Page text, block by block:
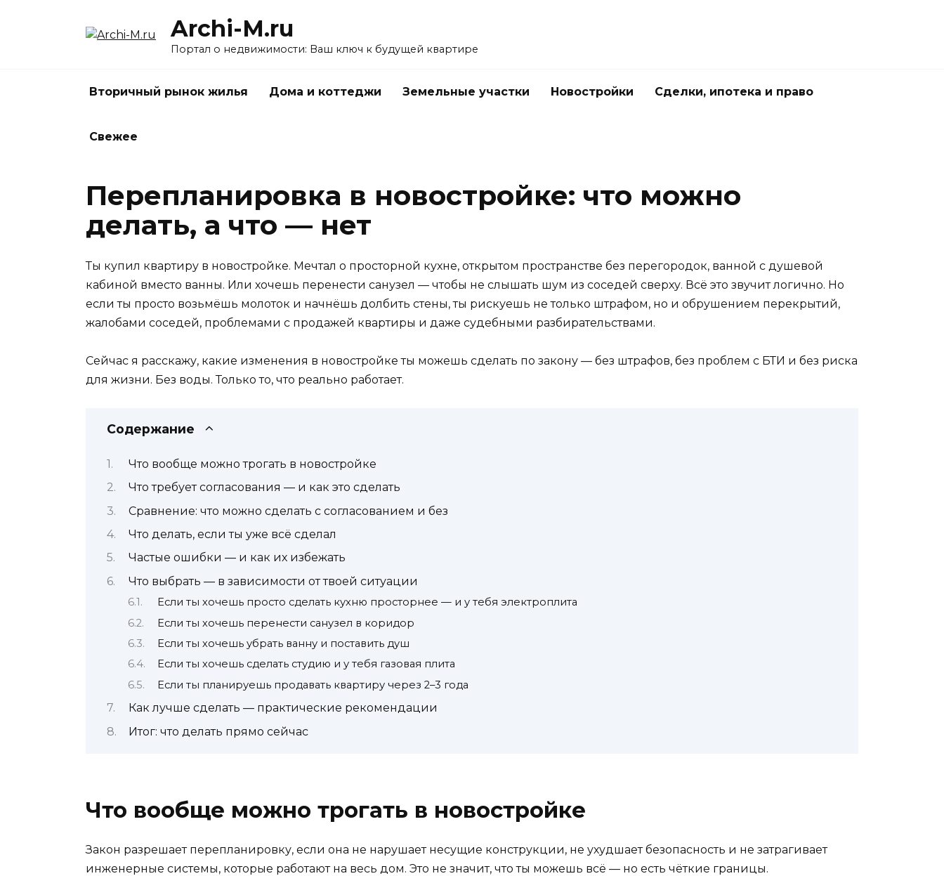
Archi-M.ru
Портал о недвижимости: Ваш ключ к будущей квартире
Вторичный рынок жилья Дома и коттеджи Земельные участки Новостройки Сделки, ипотека и право
Свежее
Перепланировка в новостройке: что можно
делать, а что — нет
Ты купил квартиру в новостройке. Мечтал о просторной кухне, открытом пространстве без перегородок, ванной с душевой
кабиной вместо ванны. Или хочешь перенести санузел — чтобы не слышать шум из соседей сверху. Всё это звучит логично. Но
если ты просто возьмёшь молоток и начнёшь долбить стены, ты рискуешь не только штрафом, но и обрушением перекрытий,
жалобами соседей, проблемами с продажей квартиры и даже судебными разбирательствами.
Сейчас я расскажу, какие изменения в новостройке ты можешь сделать по закону — без штрафов, без проблем с БТИ и без риска
для жизни. Без воды. Только то, что реально работает.
Содержание
Что вообще можно трогать в новостройке
Что требует согласования — и как это сделать
Сравнение: что можно сделать с согласованием и без
Что делать, если ты уже всё сделал
Частые ошибки — и как их избежать
Что выбрать — в зависимости от твоей ситуации
Если ты хочешь просто сделать кухню просторнее — и у тебя электроплита
Если ты хочешь перенести санузел в коридор
Если ты хочешь убрать ванну и поставить душ
Если ты хочешь сделать студию и у тебя газовая плита
Если ты планируешь продавать квартиру через 2–3 года
Как лучше сделать — практические рекомендации
Итог: что делать прямо сейчас
Что вообще можно трогать в новостройке
Закон разрешает перепланировку, если она не нарушает несущие конструкции, не ухудшает безопасность и не затрагивает
инженерные системы, которые работают на весь дом. Это не значит, что ты можешь всё — но есть чёткие границы.